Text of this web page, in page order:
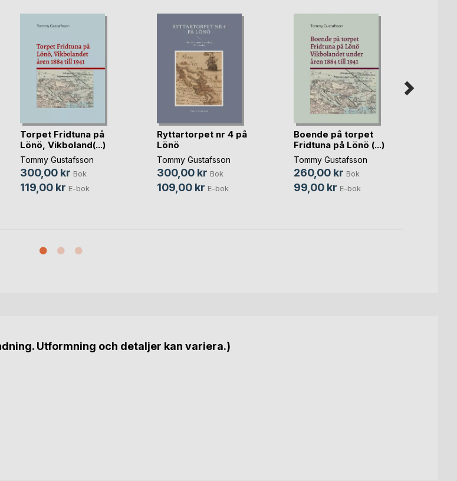
Torpet Fridtuna på
Lönö, Vikboland(...)
Tommy Gustafsson
300,00 kr Bok
119,00 kr E-bok
Ryttartorpet nr 4 på
Lönö
Tommy Gustafsson
300,00 kr Bok
109,00 kr E-bok
Boende på torpet
Fridtuna på Lönö (...)
Tommy Gustafsson
260,00 kr Bok
99,00 kr E-bok
Utformning och detaljer kan variera.)